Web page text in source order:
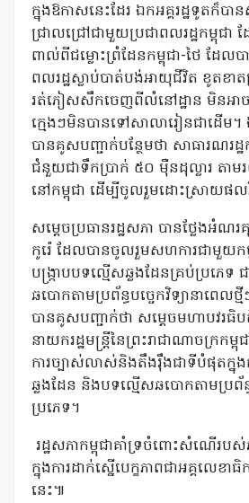
ក្នុងឱកាសនេះដែរ ឯកអគ្គរដ្ឋទូតក៏បា
ជ្រាលជ្រៅជាមួយប្រជាពលរដ្ឋកម្ពុជ
ពាល់ពីជម្លោះព្រំដែនកម្ពុជា-ថៃ ដែល
ពលរដ្ឋស្លាប់បាត់បង់អាយុជីវិត ខូតខាត
រត់ភៀសសឹកចេញពីលំនៅដ្ឋាន មិនអាច
ក្មេងៗមិនបានទៅសាលារៀនជាដើម។
បានគូសបញ្ជាក់បន្ថែមថា សាធារណរដ្
ជំនួយជាទឹកប្រាក់ ៥០ ម៉ឺនដុល្លារ តាមរ
នៅកម្ពុជា ដើម្បីចូលរួមដោះស្រាយផ
សម្តេចប្រធានរដ្ឋសភា បានថ្លែងអំ
កូរ៉េ ដែលបានចូលរួមសហការជាមួយកម្
បង្រ្កាបបទល្មើសឆ្លងដែនគ្រប់ប្រភេ
ឆបោកតាមប្រព័ន្ធបច្ចេកវិទ្យានាពេលថ្
បានគូសបញ្ជាក់ថា សម្តេចមហាបវរ
នាយករដ្ឋមន្រ្តីនៃព្រះរាជាណាចក្រកម្
ការច្បាស់លាស់និងតឹងរ៉ឹងជាទីបំផុតក្នុង
ឆ្លងដែន និងបទល្មើសឆបោកតាមប្រព័ន្ធ
ប្រភេទ។
រដ្ឋសភាកម្ពុជាគាំទ្រចំពោះសំណើរបស់
ក្នុងការដាក់ស្នើបេក្ខភាពជាអគ្គលេខា
នេះ៕